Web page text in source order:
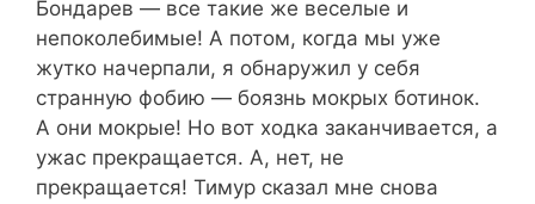
Бондарев — все такие же веселые и
непоколебимые! А потом, когда мы уже
жутко начерпали, я обнаружил у себя
странную фобию — боязнь мокрых ботинок.
А они мокрые! Но вот ходка заканчивается, а
ужас прекращается. А, нет, не
прекращается! Тимур сказал мне снова